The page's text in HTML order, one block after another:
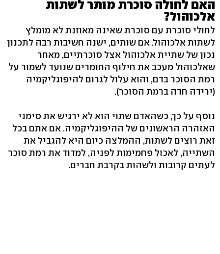
האם לחולה סוכרת מותר לשתות
אלכוהול?
לחולי סוכרת עם סוכרת שאינה מאוזנת לא מומלץ
לשתות אלכוהול. אם שותים, ישנה חשיבות רבה לתכנון
נכון של שתיית אלכוהול אצל סוכרתיים, מאחר
שאלכוהול מעכב את חילוף החומרים שנועד לשמור על
רמת הסוכר בדם, והוא עלול לגרום להיפוגליקמיה
(ירידה חדה ברמת הסוכר).
נוסף על כך, כשהאדם שתוי הוא לא ירגיש את סימני
האזהרה הראשונים של ההיפוגליקמיה. אם אתם בכל
זאת רוצים לשתות, ההמלצה כיום היא להגביל את
השתייה, לאכול פחמימות לפניה, למדוד את רמת סוכר
לעתים קרובות ולשהות בקרבת חברים.